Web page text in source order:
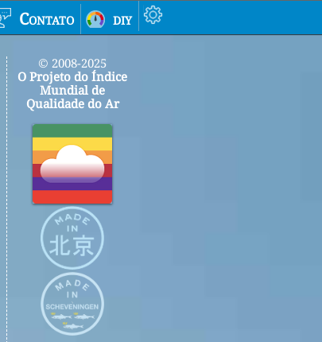
Contato diy
© 2008-2025
O Projeto do Índice
Mundial de
Qualidade do Ar